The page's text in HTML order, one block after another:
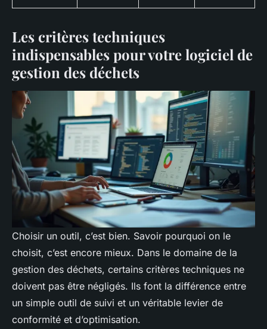
Les critères techniques
indispensables pour votre logiciel de
gestion des déchets
Choisir un outil, c’est bien. Savoir pourquoi on le
choisit, c’est encore mieux. Dans le domaine de la
gestion des déchets, certains critères techniques ne
doivent pas être négligés. Ils font la différence entre
un simple outil de suivi et un véritable levier de
conformité et d’optimisation.